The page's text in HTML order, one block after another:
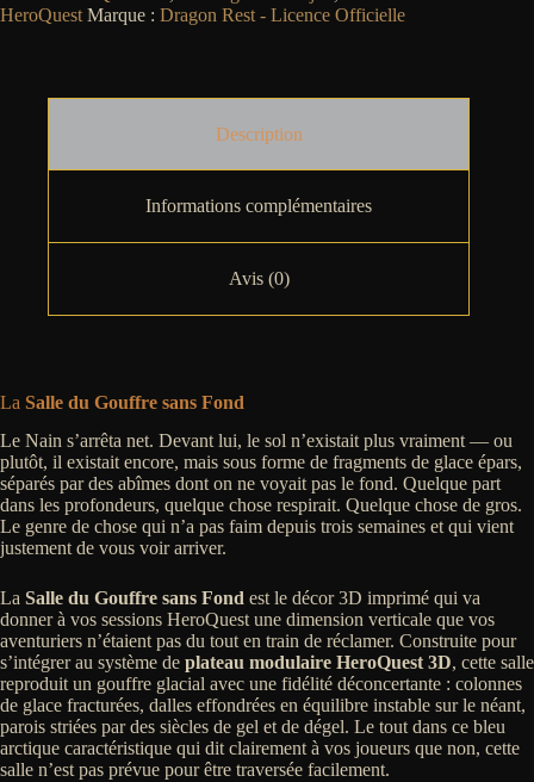
HeroQuest Marque : Dragon Rest - Licence Officielle
Description
Informations complémentaires
Avis (0)
La Salle du Gouffre sans Fond
Le Nain s’arrêta net. Devant lui, le sol n’existait plus vraiment — ou
plutôt, il existait encore, mais sous forme de fragments de glace épars,
séparés par des abîmes dont on ne voyait pas le fond. Quelque part
dans les profondeurs, quelque chose respirait. Quelque chose de gros.
Le genre de chose qui n’a pas faim depuis trois semaines et qui vient
justement de vous voir arriver.
La Salle du Gouffre sans Fond est le décor 3D imprimé qui va
donner à vos sessions HeroQuest une dimension verticale que vos
aventuriers n’étaient pas du tout en train de réclamer. Construite pour
s’intégrer au système de plateau modulaire HeroQuest 3D, cette salle
reproduit un gouffre glacial avec une fidélité déconcertante : colonnes
de glace fracturées, dalles effondrées en équilibre instable sur le néant,
parois striées par des siècles de gel et de dégel. Le tout dans ce bleu
arctique caractéristique qui dit clairement à vos joueurs que non, cette
salle n’est pas prévue pour être traversée facilement.